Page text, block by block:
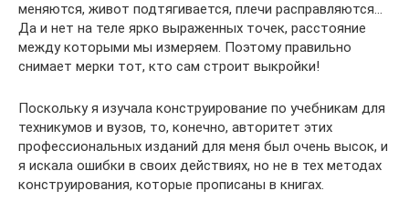
меняются, живот подтягивается, плечи расправляются…
Да и нет на теле ярко выраженных точек, расстояние
между которыми мы измеряем. Поэтому правильно
снимает мерки тот, кто сам строит выкройки!
Поскольку я изучала конструирование по учебникам для
техникумов и вузов, то, конечно, авторитет этих
профессиональных изданий для меня был очень высок, и
я искала ошибки в своих действиях, но не в тех методах
конструирования, которые прописаны в книгах.